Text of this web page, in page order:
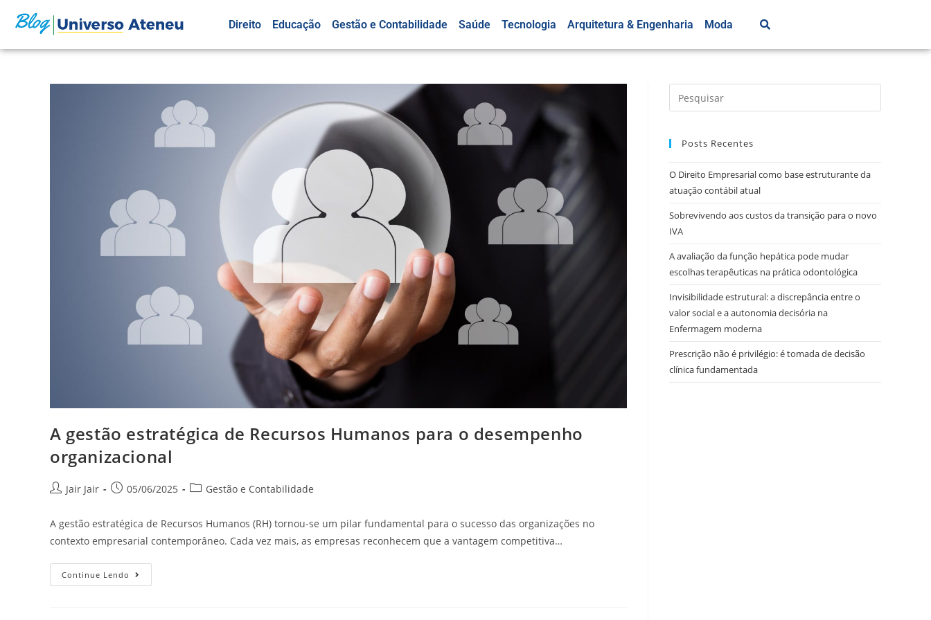
Direito Educação Gestão e Contabilidade Saúde Tecnologia Arquitetura & Engenharia Moda
A gestão estratégica de Recursos Humanos para o desempenho
organizacional
Jair Jair 05/06/2025 Gestão e Contabilidade
A gestão estratégica de Recursos Humanos (RH) tornou-se um pilar fundamental para o sucesso das organizações no
contexto empresarial contemporâneo. Cada vez mais, as empresas reconhecem que a vantagem competitiva…
Continue Lendo
Posts Recentes
O Direito Empresarial como base estruturante da
atuação contábil atual
Sobrevivendo aos custos da transição para o novo
IVA
A avaliação da função hepática pode mudar
escolhas terapêuticas na prática odontológica
Invisibilidade estrutural: a discrepância entre o
valor social e a autonomia decisória na
Enfermagem moderna
Prescrição não é privilégio: é tomada de decisão
clínica fundamentada